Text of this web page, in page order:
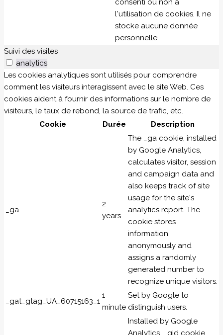
consenti ou non à
l'utilisation de cookies. Il ne
stocke aucune donnée
personnelle.
Suivi des visites
analytics
Les cookies analytiques sont utilisés pour comprendre
comment les visiteurs interagissent avec le site Web. Ces
cookies aident à fournir des informations sur le nombre de
visiteurs, le taux de rebond, la source de trafic, etc.
Cookie
Durée Description
_ga
2
years
The _ga cookie, installed
by Google Analytics,
calculates visitor, session
and campaign data and
also keeps track of site
usage for the site's
analytics report. The
cookie stores
information
anonymously and
assigns a randomly
generated number to
recognize unique visitors.
_gat_gtag_UA_60715163_1
1
minute
Set by Google to
distinguish users.
Installed by Google
Analytics, _gid cookie